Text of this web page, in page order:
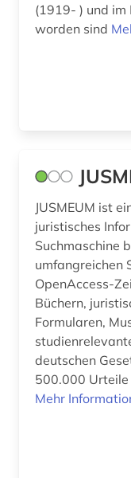
jura (7)
linguistik (1)
literatur (1)
(1919- ) und
worden sind
JUSMEUM ist
juristisches
Suchmaschine
umfangreichen
OpenAccess-
Büchern,
Formularen,
deutschen
500.000 Urteile
Mehr